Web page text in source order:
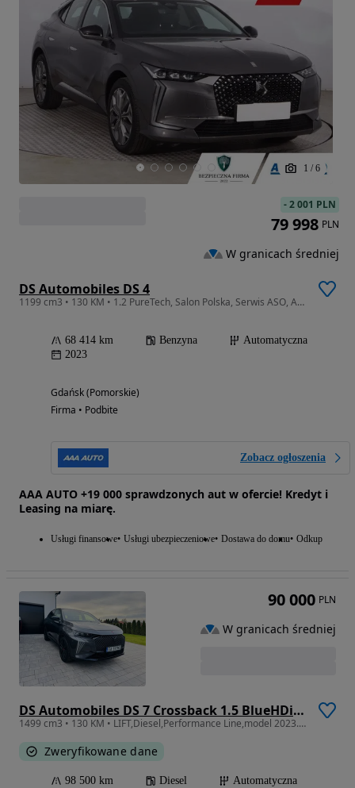
1 / 6
DS Automobiles DS 4
1199 cm3 • 130 KM • 1.2 PureTech, Salon Polska, Serwis ASO, Automat, VAT 23%, Skóra, Navi,
68 414 km Benzyna
Automatyczna
2023
Gdańsk (Pomorskie)
Firma • Podbite
Zobacz ogłoszenia
AAA AUTO +19 000 sprawdzonych aut w ofercie! Kredyt i
Leasing na miarę.
Usługi finansowe Usługi ubezpieczeniowe Dostawa do domu Odkup
-2 001 PLN
79 998 PLN
W granicach średniej
DS Automobiles DS 7 Crossback 1.5 BlueHDi So Chic
1499 cm3 • 130 KM • LIFT,Diesel,Performance Line,model 2023.Faktura Vat23%.
Zweryfikowane dane
98 500 km Diesel
Automatyczna
90 000 PLN
W granicach średniej